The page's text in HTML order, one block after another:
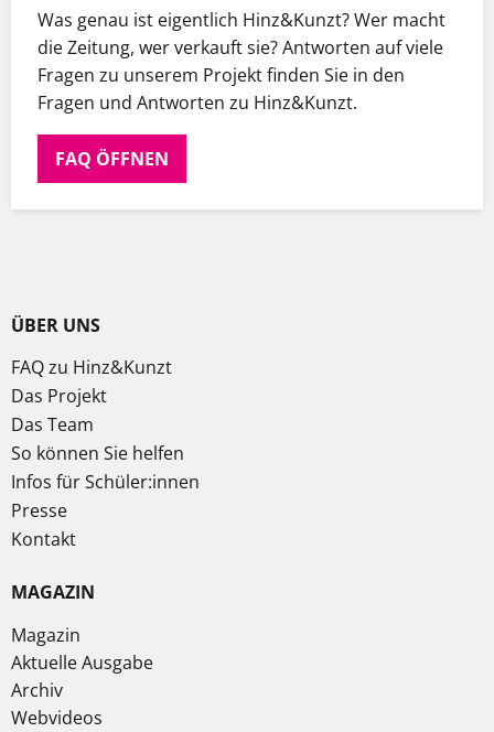
Was genau ist eigentlich Hinz&Kunzt? Wer macht
die Zeitung, wer verkauft sie? Antworten auf viele
Fragen zu unserem Projekt finden Sie in den
Fragen und Antworten zu Hinz&Kunzt.
FAQ ÖFFNEN
ÜBER UNS
FAQ zu Hinz&Kunzt
Das Projekt
Das Team
So können Sie helfen
Infos für Schüler:innen
Presse
Kontakt
MAGAZIN
Magazin
Aktuelle Ausgabe
Archiv
Webvideos